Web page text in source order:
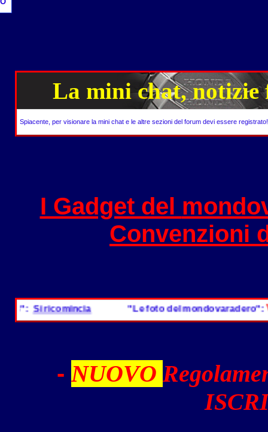
La mini chat, notizie
Spiacente, per visionare la mini chat e le altre sezioni del forum devi essere
I Gadget del
Convenzioni
ricomincia "Le foto del mondovaradero":Visita il
- NUOVO